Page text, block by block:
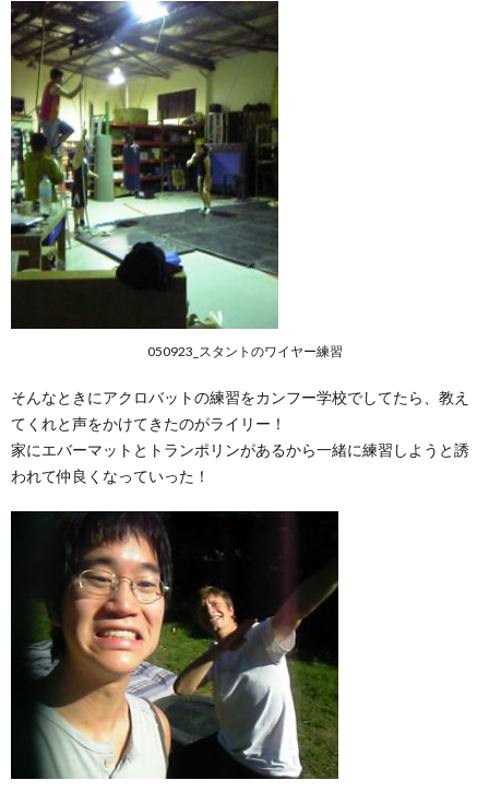
050923_スタントのワイヤー練習
そんなときにアクロバットの練習をカンフー学校でしてたら、教え
てくれと声をかけてきたのがライリー！
家にエバーマットとトランポリンがあるから一緒に練習しようと誘
われて仲良くなっていった！